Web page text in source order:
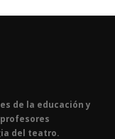
de la educación y
del teatro.